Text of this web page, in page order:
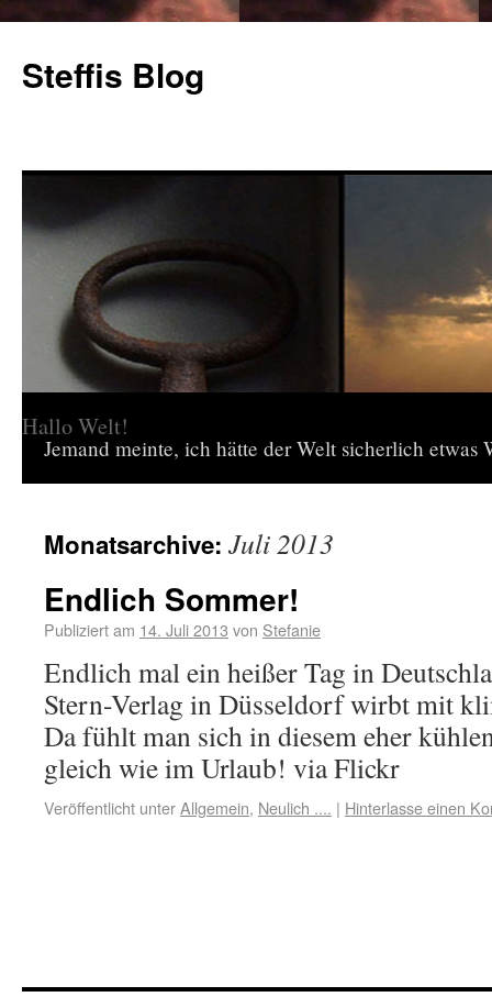
Steffis Blog
Hallo Welt!
Jemand meinte, ich hätte der Welt sicherlich
Monatsarchive: Juli 2013
Endlich Sommer!
Publiziert am 14. Juli 2013 von Stefanie
Endlich mal ein heißer Tag in
Stern-Verlag in Düsseldorf wirbt mit
Da fühlt man sich in diesem eher
gleich wie im Urlaub! via Flickr
Veröffentlicht unterAllgemein, Neulich .... | Hinterlasse einen